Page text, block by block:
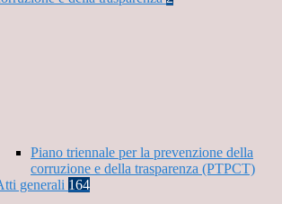
Piano triennale per la prevenzione della
corruzione e della trasparenza (PTPCT)
generali 164